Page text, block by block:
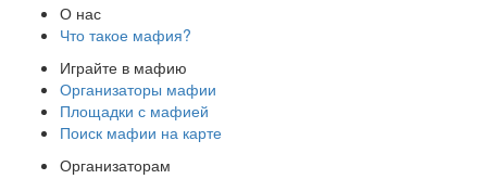
О нас
Что такое мафия?
Играйте в мафию
Организаторы мафии
Площадки с мафией
Поиск мафии на карте
Организаторам